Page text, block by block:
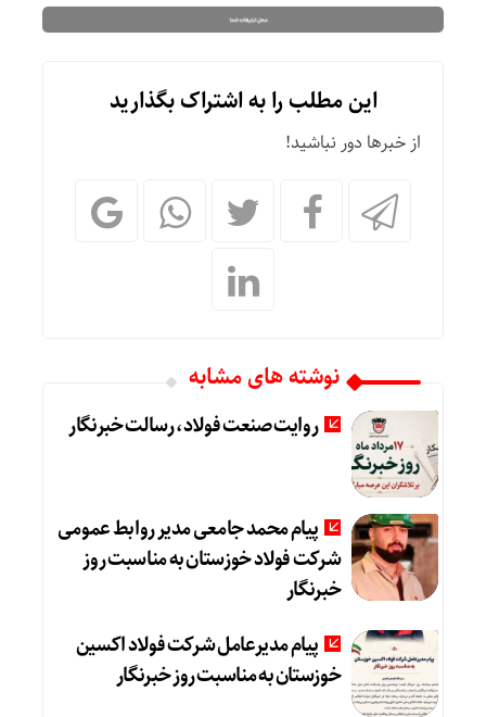
این مطلب را به اشتراک بگذارید
از خبرها دور نباشید!
نوشته های مشابه
روایت صنعت فولاد،‌ رسالت خبرنگار
پیام محمد جامعی مدیر روابط عمومی
شرکت فولاد خوزستان به مناسبت روز
خبرنگار
پیام مدیرعامل شرکت فولاد اکسین
خوزستان به مناسبت روز خبرنگار